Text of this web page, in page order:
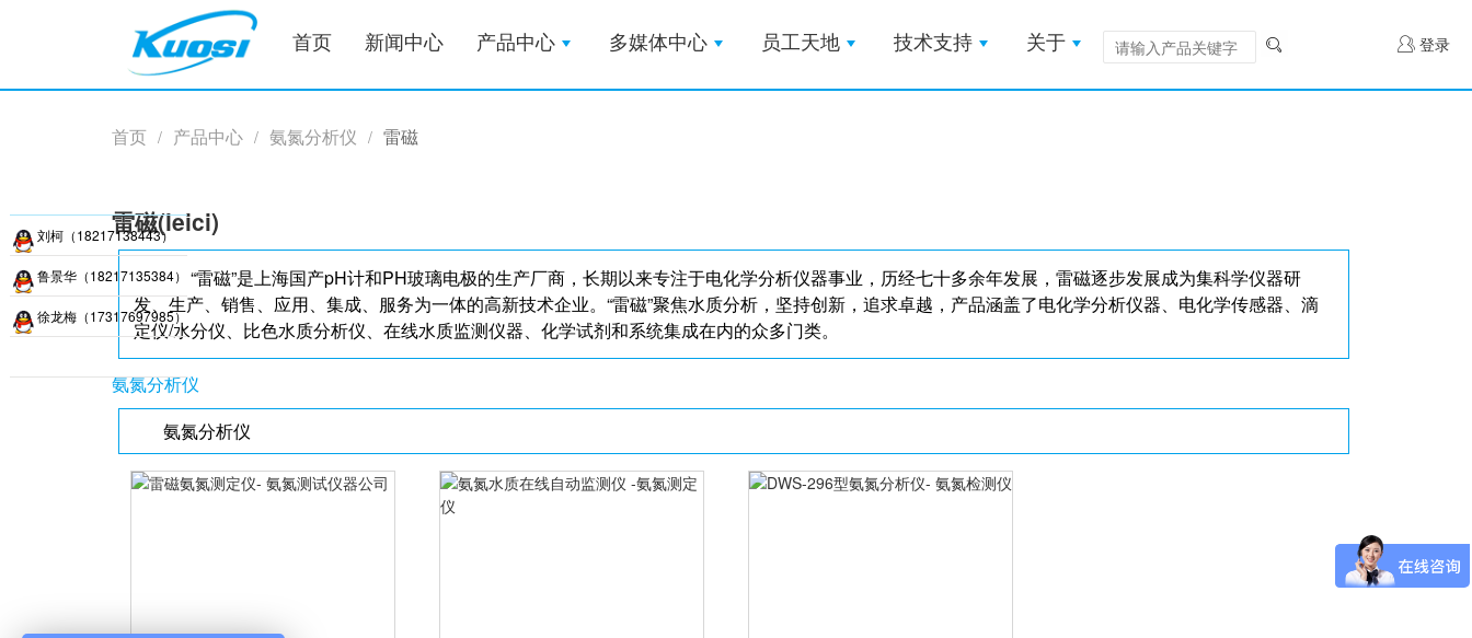
首页 新闻中心 产品中心 多媒体中心 员工天地 技术支持 关于 登录
首页 / 产品中心 / 氨氮分析仪 / 雷磁
雷磁(leici)
“雷磁”是上海国产pH计和PH玻璃电极的生产厂商，长期以来专注于电化学分析仪器事业，历经七十多余年发展，雷磁逐步发展成为集科学仪器研
发、生产、销售、应用、集成、服务为一体的高新技术企业。“雷磁”聚焦水质分析，坚持创新，追求卓越，产品涵盖了电化学分析仪器、电化学传感器、滴
定仪/水分仪、比色水质分析仪、在线水质监测仪器、化学试剂和系统集成在内的众多门类。
氨氮分析仪
氨氮分析仪
刘柯（18217138443）
鲁景华（18217135384）
徐龙梅（17317697985）